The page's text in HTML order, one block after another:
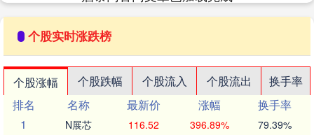
个股实时涨跌榜
个股涨幅 个股跌幅 个股流入 个股流出
换手率
排名
名称 最新价 涨幅
换手率
1
N展芯 116.52 396.89% 79.39%